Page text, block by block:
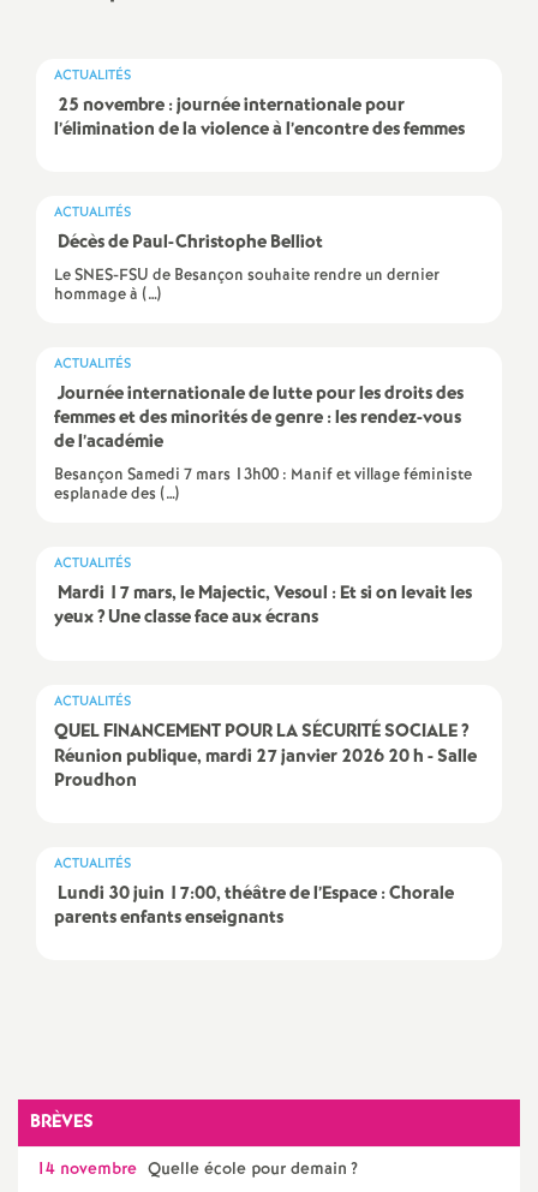
t
n
l
d
s
n
i
e
m
ACTUALITÉS
25 novembre : journée internationale pour
l’élimination de la violence à l’encontre des femmes
ACTUALITÉS
Décès de Paul-Christophe Belliot
Le SNES-FSU de Besançon souhaite rendre un dernier
hommage à (…)
ACTUALITÉS
Journée internationale de lutte pour les droits des
femmes et des minorités de genre : les rendez-vous
de l’académie
Besançon Samedi 7 mars 13h00 : Manif et village féministe
esplanade des (…)
ACTUALITÉS
Mardi 17 mars, le Majectic, Vesoul : Et si on levait les
yeux? Une classe face aux écrans
ACTUALITÉS
QUEL FINANCEMENT POUR LA SÉCURITÉ SOCIALE?
Réunion publique, mardi 27 janvier 2026 20 h - Salle
Proudhon
ACTUALITÉS
Lundi 30 juin 17:00, théâtre de l’Espace : Chorale
parents enfants enseignants
BRÈVES
14 novembre Quelle école pour demain ?